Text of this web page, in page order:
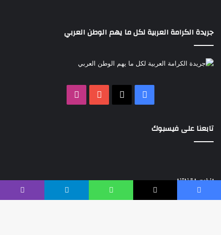
جريدة الكرامة العربية لكل ما يهم الوطن العربي
فيسبوك ‫YouTube
تابعنا على فيسبوك
إنضم لقناتنا
فيسبوك ‫X واتساب تيلقرام ڤايبر